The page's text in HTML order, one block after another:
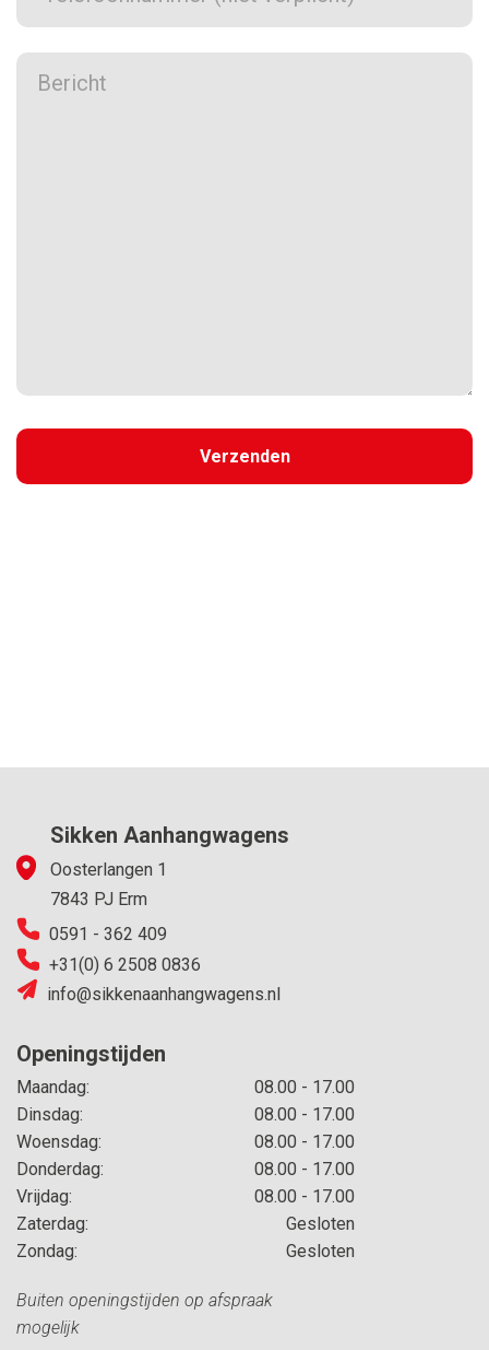
Sikken Aanhangwagens
Oosterlangen 1
7843 PJ Erm
0591 - 362 409
+31(0) 6 2508 0836
info@sikkenaanhangwagens.nl
Openingstijden
Maandag:
08.00 - 17.00
Dinsdag:
08.00 - 17.00
Woensdag:
08.00 - 17.00
Donderdag:
08.00 - 17.00
Vrijdag:
08.00 - 17.00
Zaterdag:
Gesloten
Zondag:
Gesloten
Buiten openingstijden op afspraak
mogelijk